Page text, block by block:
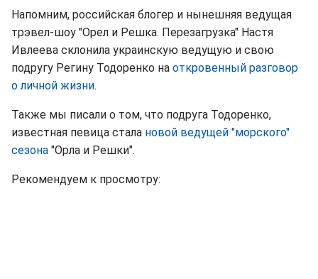
Напомним, российская блогер и нынешняя ведущая
трэвел-шоу "Орел и Решка. Перезагрузка" Настя
Ивлеева склонила украинскую ведущую и свою
подругу Регину Тодоренко на откровенный разговор
о личной жизни.
Также мы писали о том, что подруга Тодоренко,
известная певица стала новой ведущей "морского"
сезона "Орла и Решки".
Рекомендуем к просмотру: